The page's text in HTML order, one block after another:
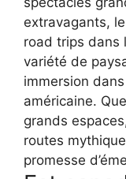
extravagants,
road trips dans
variété de
immersion
américaine.
grands
routes
promesse